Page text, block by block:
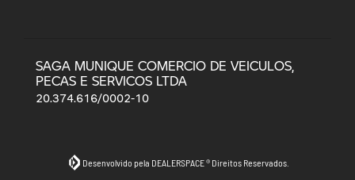
SAGA MUNIQUE COMERCIO DE VEICULOS,
PECAS E SERVICOS LTDA
20.374.616/0002-10
Desenvolvido pela DEALERSPACE ® Direitos Reservados.